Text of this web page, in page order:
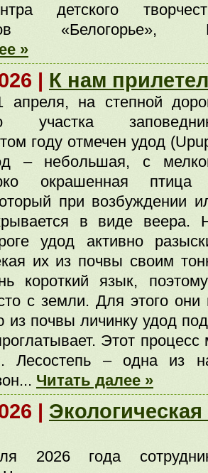
детского
«Белогорье»,
»
| К нам
апреля, на степной
участка
году отмечен удод
– небольшая, с
окрашенная птица
при возбуждении
в виде веера.
удод активно
их из почвы своим
короткий язык,
с земли. Для этого они
из почвы личинку удод
Этот
Лесостепь – одна из
Читать далее »
|
2026 года